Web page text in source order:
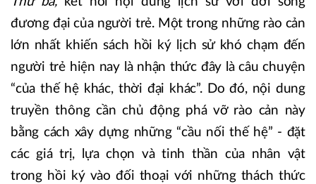
đương đại của người trẻ. Một trong những rào cản
lớn nhất khiến sách hồi ký lịch sử khó chạm đến
người trẻ hiện nay là nhận thức đây là câu chuyện
“của thế hệ khác, thời đại khác”. Do đó, nội dung
truyền thông cần chủ động phá vỡ rào cản này
bằng cách xây dựng những “cầu nối thế hệ” - đặt
các giá trị, lựa chọn và tinh thần của nhân vật
trong hồi ký vào đối thoại với những thách thức